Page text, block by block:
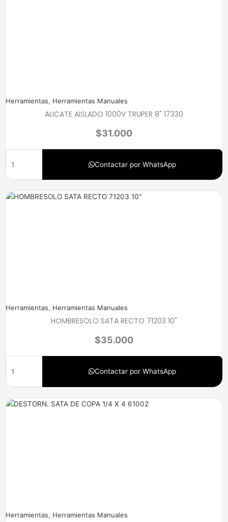
Herramientas, Herramientas Manuales
ALICATE AISLADO 1000V TRUPER 8" 17330
$31.000
Contactar por WhatsApp
Herramientas, Herramientas Manuales
HOMBRESOLO SATA RECTO 71203 10"
$35.000
Contactar por WhatsApp
Herramientas, Herramientas Manuales